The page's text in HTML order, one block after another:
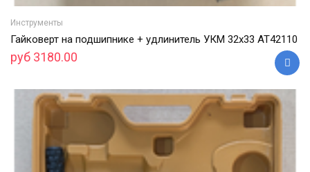
Инструменты
Гайковерт на подшипнике + удлинитель УКМ 32х33 АТ42110
руб 3180.00